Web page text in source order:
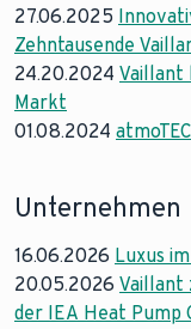
27.06.2025
Zehntausende
24.20.2024 Vaillant
Markt
01.08.2024
Unternehmen
16.06.2026 Luxus
20.05.2026 Vaillant
der IEA Heat Pump